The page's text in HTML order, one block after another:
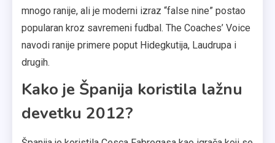
mnogo ranije, ali je moderni izraz “false nine” postao
popularan kroz savremeni fudbal. The Coaches’ Voice
navodi ranije primere poput Hidegkutija, Laudrupa i
drugih.
Kako je Španija koristila lažnu
devetku 2012?